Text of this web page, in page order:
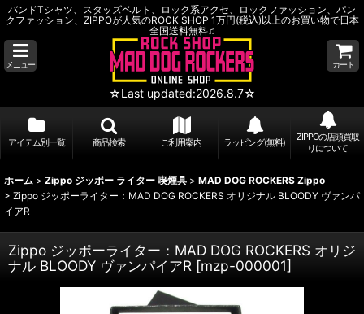
バンドTシャツ、スタッズベルト、ロック系アクセ、ロックファッション、パン
クファッション、ZIPPOが人気のROCK SHOP 1万円(税込)以上のお買い物で日本
全国送料無料♫
メニュー
☆Last updated:2026.8.7☆
カート
アイテム別一覧 商品検索 ご利用案内 ラッピング(無料)
ZIPPOの店頭買取
りについて
ホーム > Zippo ジッポー ライター 喫煙具 > MAD DOG ROCKERS Zippo
> Zippo ジッポーライター：MAD DOG ROCKERS オリジナル BLOODY ヴァンパ
イアR
Zippo ジッポーライター：MAD DOG ROCKERS オリジ
ナル BLOODY ヴァンパイアR [mzp-000001]